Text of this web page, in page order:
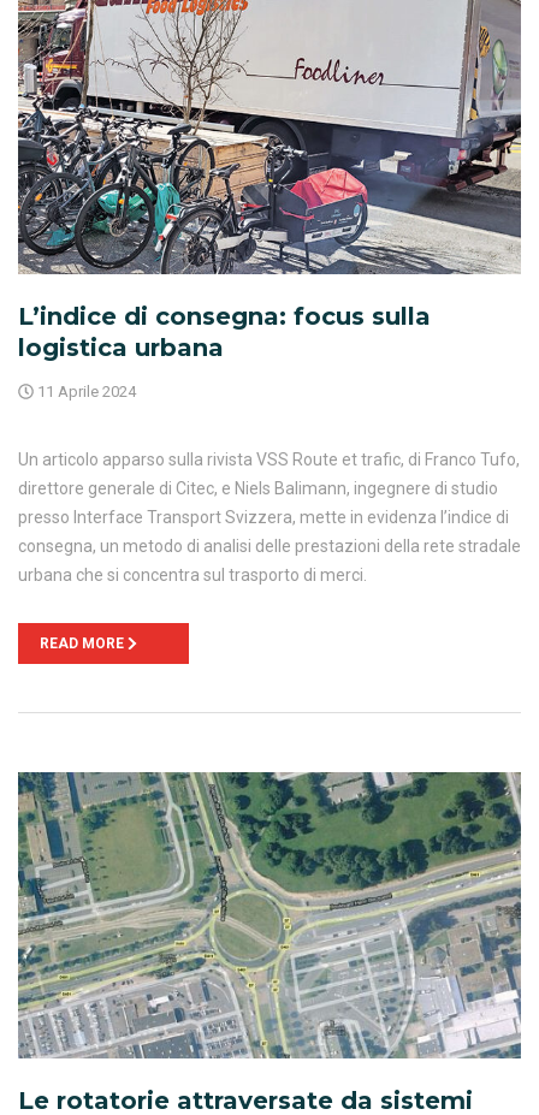
L’indice di consegna: focus sulla
logistica urbana
11 Aprile 2024
Un articolo apparso sulla rivista VSS Route et trafic, di Franco Tufo,
direttore generale di Citec, e Niels Balimann, ingegnere di studio
presso Interface Transport Svizzera, mette in evidenza l’indice di
consegna, un metodo di analisi delle prestazioni della rete stradale
urbana che si concentra sul trasporto di merci.
READ MORE
Le rotatorie attraversate da sistemi